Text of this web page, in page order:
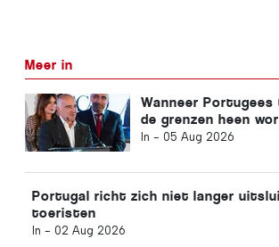
Meer in
Wanneer
de grenzen heen
In - 05 Aug 2026
Portugal richt zich niet langer
toeristen
In - 02 Aug 2026